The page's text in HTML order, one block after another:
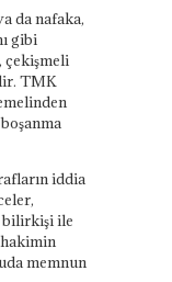
da nafaka,
gibi
çekişmeli
TMK
iddia
bilirkişi ile
memnun